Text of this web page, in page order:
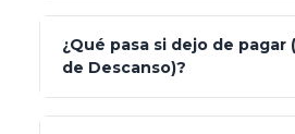
¿Qué pasa si dejo de pagar
de Descanso)?